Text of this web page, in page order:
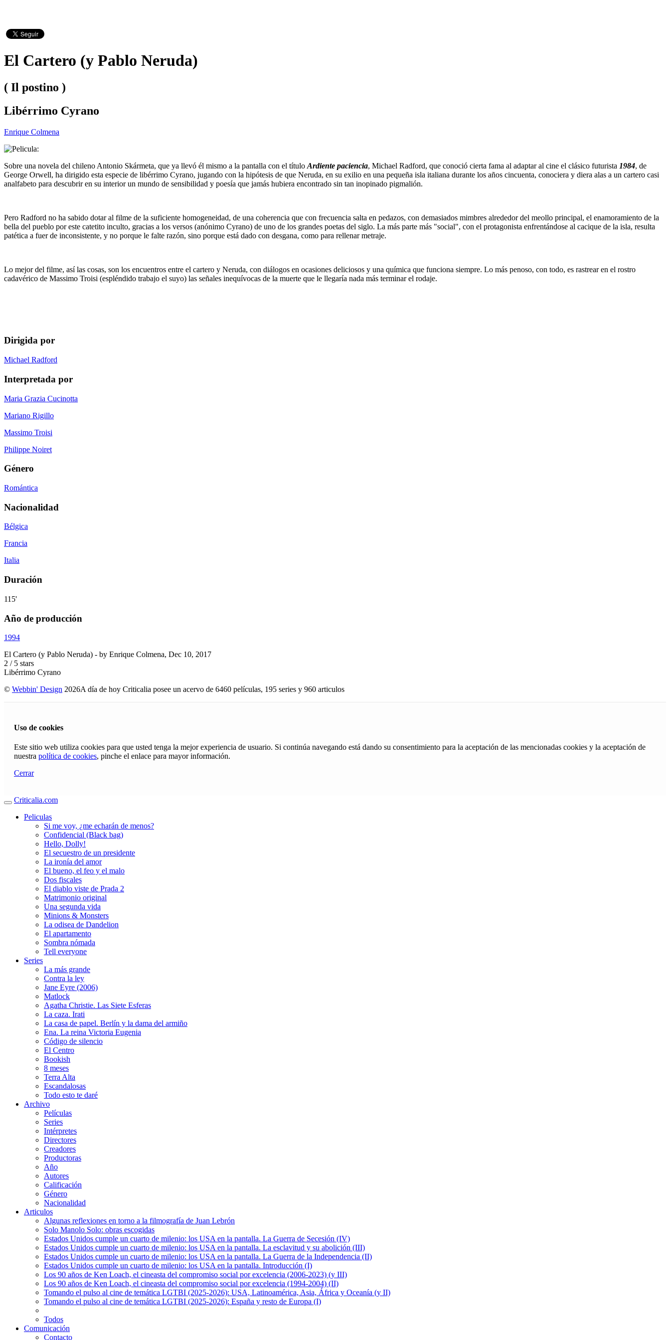
El Cartero (y Pablo Neruda)
( Il postino )
Libérrimo Cyrano
Enrique Colmena
Sobre una novela del chileno Antonio Skármeta, que ya llevó él mismo a la pantalla con el título Ardiente paciencia, Michael Radford, que conoció cierta fama al adaptar al cine el clásico futurista 1984, de
George Orwell, ha dirigido esta especie de libérrimo Cyrano, jugando con la hipótesis de que Neruda, en su exilio en una pequeña isla italiana durante los años cincuenta, conociera y diera alas a un cartero casi
analfabeto para descubrir en su interior un mundo de sensibilidad y poesía que jamás hubiera encontrado sin tan inopinado pigmalión.
Pero Radford no ha sabido dotar al filme de la suficiente homogeneidad, de una coherencia que con frecuencia salta en pedazos, con demasiados mimbres alrededor del meollo principal, el enamoramiento de la
bella del pueblo por este catetito inculto, gracias a los versos (anónimo Cyrano) de uno de los grandes poetas del siglo. La más parte más "social", con el protagonista enfrentándose al cacique de la isla, resulta
patética a fuer de inconsistente, y no porque le falte razón, sino porque está dado con desgana, como para rellenar metraje.
Lo mejor del filme, así las cosas, son los encuentros entre el cartero y Neruda, con diálogos en ocasiones deliciosos y una química que funciona siempre. Lo más penoso, con todo, es rastrear en el rostro
cadavérico de Massimo Troisi (espléndido trabajo el suyo) las señales inequívocas de la muerte que le llegaría nada más terminar el rodaje.
Dirigida por
Michael Radford
Interpretada por
Maria Grazia Cucinotta
Mariano Rigillo
Massimo Troisi
Philippe Noiret
Género
Romántica
Nacionalidad
Bélgica
Francia
Italia
Duración
115'
Año de producción
1994
El Cartero (y Pablo Neruda) - by Enrique Colmena, Dec 10, 2017
2 / 5 stars
Libérrimo Cyrano
© Webbin' Design 2026A día de hoy Criticalia posee un acervo de 6460 películas, 195 series y 960 articulos
Uso de cookies
Este sitio web utiliza cookies para que usted tenga la mejor experiencia de usuario. Si continúa navegando está dando su consentimiento para la aceptación de las mencionadas cookies y la aceptación de
nuestra política de cookies, pinche el enlace para mayor información.
Cerrar
Criticalia.com
Peliculas
Si me voy, ¿me echarán de menos?
Confidencial (Black bag)
Hello, Dolly!
El secuestro de un presidente
La ironía del amor
El bueno, el feo y el malo
Dos fiscales
El diablo viste de Prada 2
Matrimonio original
Una segunda vida
Minions & Monsters
La odisea de Dandelion
El apartamento
Sombra nómada
Tell everyone
Series
La más grande
Contra la ley
Jane Eyre (2006)
Matlock
Agatha Christie. Las Siete Esferas
La caza. Irati
La casa de papel. Berlín y la dama del armiño
Ena. La reina Victoria Eugenia
Código de silencio
El Centro
Bookish
8 meses
Terra Alta
Escandalosas
Todo esto te daré
Archivo
Películas
Series
Intérpretes
Directores
Creadores
Productoras
Año
Autores
Calificación
Género
Nacionalidad
Articulos
Algunas reflexiones en torno a la filmografía de Juan Lebrón
Solo Manolo Solo: obras escogidas
Estados Unidos cumple un cuarto de milenio: los USA en la pantalla. La Guerra de Secesión (IV)
Estados Unidos cumple un cuarto de milenio: los USA en la pantalla. La esclavitud y su abolición (III)
Estados Unidos cumple un cuarto de milenio: los USA en la pantalla. La Guerra de la Independencia (II)
Estados Unidos cumple un cuarto de milenio: los USA en la pantalla. Introducción (I)
Los 90 años de Ken Loach, el cineasta del compromiso social por excelencia (2006-2023) (y III)
Los 90 años de Ken Loach, el cineasta del compromiso social por excelencia (1994-2004) (II)
Tomando el pulso al cine de temática LGTBI (2025-2026): USA, Latinoamérica, Asia, África y Oceanía (y II)
Tomando el pulso al cine de temática LGTBI (2025-2026): España y resto de Europa (I)
Todos
Comunicación
Contacto